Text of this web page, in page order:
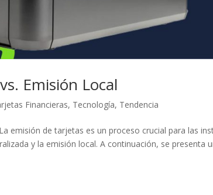
Emisión Local
Financieras, Tecnología, Tendencia
emisión de tarjetas es un proceso crucial para las
y la emisión local. A continuación, se presenta